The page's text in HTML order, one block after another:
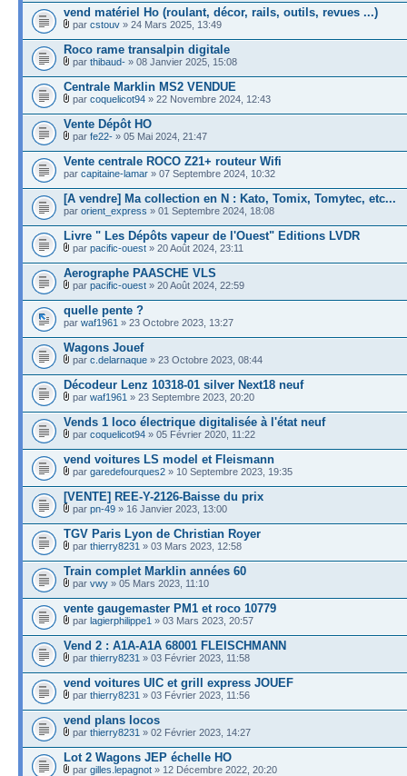
vend matériel Ho (roulant, décor, rails, outils, revues ...)
par cstouv » 24 Mars 2025, 13:49
Roco rame transalpin digitale
par thibaud- » 08 Janvier 2025, 15:08
Centrale Marklin MS2 VENDUE
par coquelicot94 » 22 Novembre 2024, 12:43
Vente Dépôt HO
par fe22- » 05 Mai 2024, 21:47
Vente centrale ROCO Z21+ routeur Wifi
par capitaine-lamar » 07 Septembre 2024, 10:32
[A vendre] Ma collection en N : Kato, Tomix, Tomytec, etc...
par orient_express » 01 Septembre 2024, 18:08
Livre " Les Dépôts vapeur de l'Ouest" Editions LVDR
par pacific-ouest » 20 Août 2024, 23:11
Aerographe PAASCHE VLS
par pacific-ouest » 20 Août 2024, 22:59
quelle pente ?
par waf1961 » 23 Octobre 2023, 13:27
Wagons Jouef
par c.delarnaque » 23 Octobre 2023, 08:44
Décodeur Lenz 10318-01 silver Next18 neuf
par waf1961 » 23 Septembre 2023, 20:20
Vends 1 loco électrique digitalisée à l'état neuf
par coquelicot94 » 05 Février 2020, 11:22
vend voitures LS model et Fleismann
par garedefourques2 » 10 Septembre 2023, 19:35
[VENTE] REE-Y-2126-Baisse du prix
par pn-49 » 16 Janvier 2023, 13:00
TGV Paris Lyon de Christian Royer
par thierry8231 » 03 Mars 2023, 12:58
Train complet Marklin années 60
par vwy » 05 Mars 2023, 11:10
vente gaugemaster PM1 et roco 10779
par lagierphilippe1 » 03 Mars 2023, 20:57
Vend 2 : A1A-A1A 68001 FLEISCHMANN
par thierry8231 » 03 Février 2023, 11:58
vend voitures UIC et grill express JOUEF
par thierry8231 » 03 Février 2023, 11:56
vend plans locos
par thierry8231 » 02 Février 2023, 14:27
Lot 2 Wagons JEP échelle HO
par gilles.lepagnot » 12 Décembre 2022, 20:20